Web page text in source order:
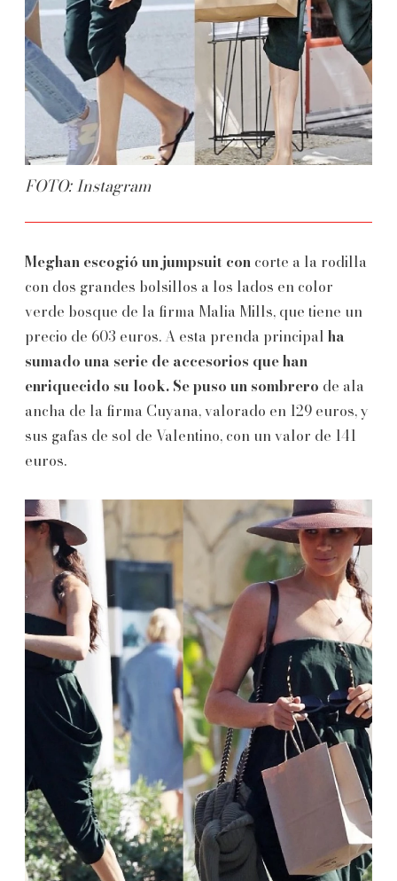
FOTO: Instagram
Meghan escogió un jumpsuit con corte a la rodilla
con dos grandes bolsillos a los lados en color
verde bosque de la firma Malia Mills, que tiene un
precio de 603 euros. A esta prenda principal ha
sumado una serie de accesorios que han
enriquecido su look. Se puso un sombrero de ala
ancha de la firma Cuyana, valorado en 129 euros, y
sus gafas de sol de Valentino, con un valor de 141
euros.